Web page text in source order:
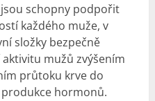
schopny podpořit
každého muže, v
složky bezpečně
mužů zvýšením
průtoku krve do
hormonů.